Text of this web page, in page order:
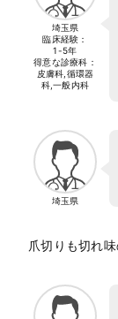
埼玉県
臨床経験：
1-5年
得意な診療科：
皮膚科,循環器
科,一般内科
埼玉県
爪切りも切れ